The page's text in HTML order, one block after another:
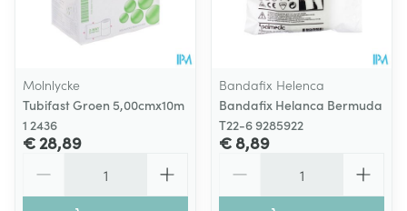
Molnlycke
Tubifast Groen 5,00cmx10m
1 2436
€ 28,89
Bandafix Helenca
Bandafix Helanca Bermuda
T22-6 9285922
€ 8,89